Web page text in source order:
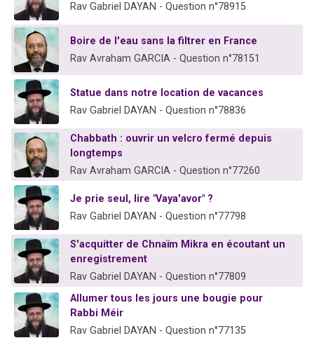
Rav Gabriel DAYAN - Question n°78915
Boire de l'eau sans la filtrer en France
Rav Avraham GARCIA - Question n°78151
Statue dans notre location de vacances
Rav Gabriel DAYAN - Question n°78836
Chabbath : ouvrir un velcro fermé depuis
longtemps
Rav Avraham GARCIA - Question n°77260
Je prie seul, lire "Vaya'avor" ?
Rav Gabriel DAYAN - Question n°77798
S'acquitter de Chnaïm Mikra en écoutant un
enregistrement
Rav Gabriel DAYAN - Question n°77809
Allumer tous les jours une bougie pour
Rabbi Méir
Rav Gabriel DAYAN - Question n°77135